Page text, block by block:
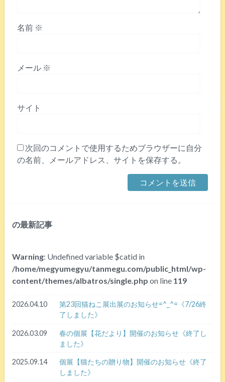
名前 ※
メール ※
サイト
次回のコメントで使用するためブラウザーに自分
の名前、メールアドレス、サイトを保存する。
の最新記事
Warning: Undefined variable $catid in
/home/megyumegyu/tanmegu.com/public_html/wp-
content/themes/albatros/single.php on line 119
2026.04.10
第23回猫ねこ展出展のお知らせ=^_^=《7/26終
了しました》
2026.03.09
春の個展【花だより】開催のお知らせ《終了し
ました》
2025.09.14
個展【猫たちの贈り物】開催のお知らせ《終了
しました》